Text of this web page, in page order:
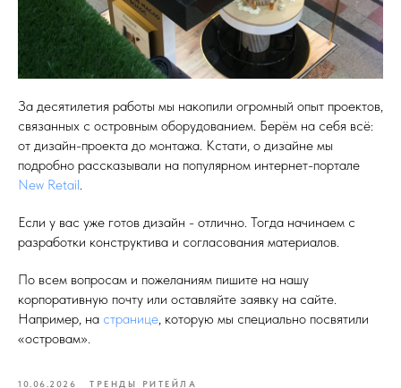
За десятилетия работы мы накопили огромный опыт проектов,
связанных с островным оборудованием. Берём на себя всё:
от дизайн-проекта до монтажа. Кстати, о дизайне мы
подробно рассказывали на популярном интернет-портале
New Retail.
Если у вас уже готов дизайн - отлично. Тогда начинаем с
разработки конструктива и согласования материалов.
По всем вопросам и пожеланиям пишите на нашу
корпоративную почту или оставляйте заявку на сайте.
Например, на странице, которую мы специально посвятили
«островам».
10.06.2026 ТРЕНДЫ РИТЕЙЛА